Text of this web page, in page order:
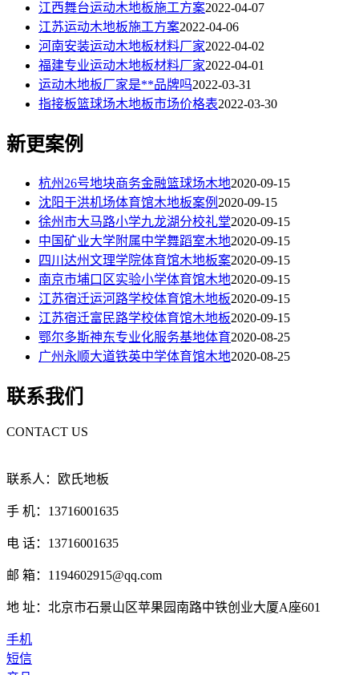
江西舞台运动木地板施工方案2022-04-07
江苏运动木地板施工方案2022-04-06
河南安装运动木地板材料厂家2022-04-02
福建专业运动木地板材料厂家2022-04-01
运动木地板厂家是**品牌吗2022-03-31
指接板篮球场木地板市场价格表2022-03-30
新更案例
杭州26号地块商务金融篮球场木地2020-09-15
沈阳于洪机场体育馆木地板案例 2020-09-15
徐州市大马路小学九龙湖分校礼堂2020-09-15
中国矿业大学附属中学舞蹈室木地2020-09-15
四川达州文理学院体育馆木地板案2020-09-15
南京市埔口区实验小学体育馆木地2020-09-15
江苏宿迁运河路学校体育馆木地板2020-09-15
江苏宿迁富民路学校体育馆木地板2020-09-15
鄂尔多斯神东专业化服务基地体育2020-08-25
广州永顺大道铁英中学体育馆木地2020-08-25
联系我们
CONTACT US
联系人：欧氏地板
手 机：13716001635
电 话：13716001635
邮 箱：1194602915@qq.com
地 址：北京市石景山区苹果园南路中铁创业大厦A座601
手机
短信